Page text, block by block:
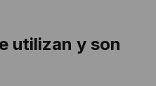
utilizan y son